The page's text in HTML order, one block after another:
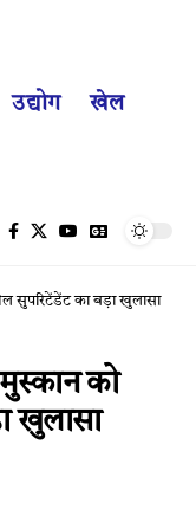
उद्योग खेल
सुपरिटेंडेंट का बड़ा खुलासा
को
खुलासा